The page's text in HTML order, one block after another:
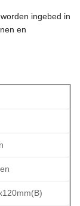
ingebed in
en